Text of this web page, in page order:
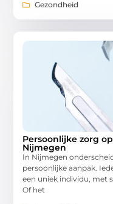
Gezondheid
Persoonlijke zorg
Nijmegen
In Nijmegen
persoonlijke aanpak.
een uniek individu, met
Of het